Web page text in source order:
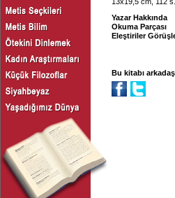
Yazar Hakkında
Okuma Parçası
Eleştiriler
Bu kitabı